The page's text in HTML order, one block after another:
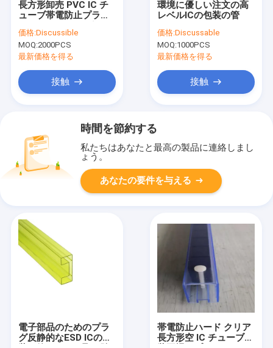
長方形卸売 PVC IC チ
ューブ帯電防止プラス
ーブ
価格:Discussible
MOQ:2000PCS
最新価格を得る
接触
環境に優しい注文の高
レベルICの包装の管
価格:Discussable
MOQ:1000PCS
最新価格を得る
接触
時間を節約する
私たちはあなたと最高の製品に連絡しまし
ょう。
あなたの要件を与える
電子部品のためのプラ
グ反静的なESD ICの包
帯電防止ハード クリア
長方形空 IC チューブ包